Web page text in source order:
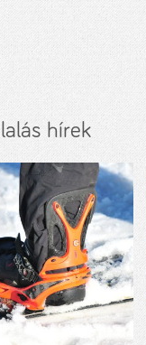
hírek